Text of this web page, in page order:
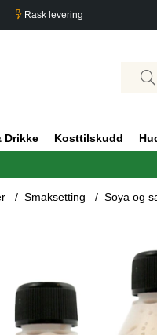
Rask levering
Drikke Kosttilskudd
Smaksetting Soya og
x 5 flasker